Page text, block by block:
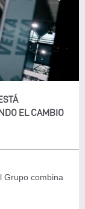
EL CAMBIO
Grupo combina